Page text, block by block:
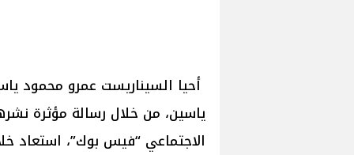
أحيا السيناريست عمرو محمود
ياسين، من خلال رسالة مؤثرة
الاجتماعي “فيس بوك”، استعاد